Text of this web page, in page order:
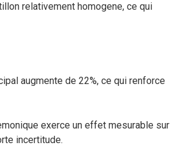
relativement homogene, ce qui
augmente de 22%, ce qui renforce
exerce un effet mesurable sur
incertitude.